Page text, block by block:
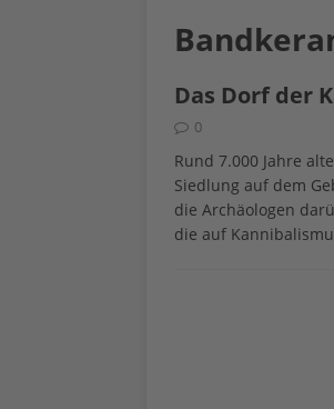
[
Das Dorf der
0
Rund 7.000 Jahre
Siedlung auf dem
die Archäologen
die auf